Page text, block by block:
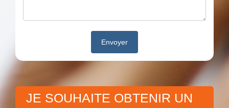
JE SOUHAITE OBTENIR UN